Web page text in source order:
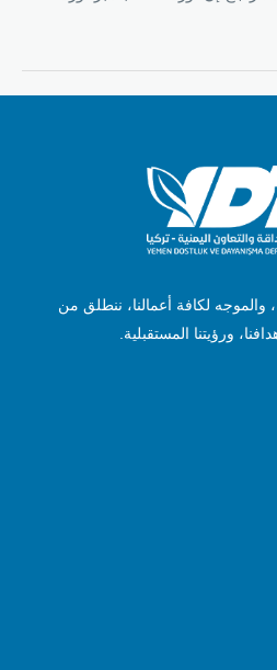
والموجه لكافة أعمالنا، ننطلق من
ورؤيتنا المستقبلية.